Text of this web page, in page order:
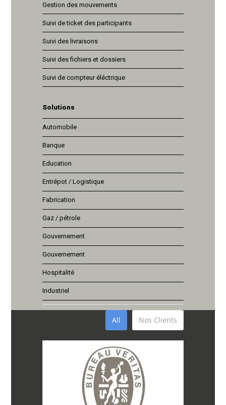
Gestion des mouvements
Suivi de ticket des participants
Suivi des livraisons
Suivi des fichiers et dossiers
Suivi de compteur éléctrique
Solutions
Automobile
Banque
Education
Entrépot / Logistique
Fabrication
Gaz / pétrole
Gouvernement
Gouvernement
Hospitalité
Industriel
All Nos Clients